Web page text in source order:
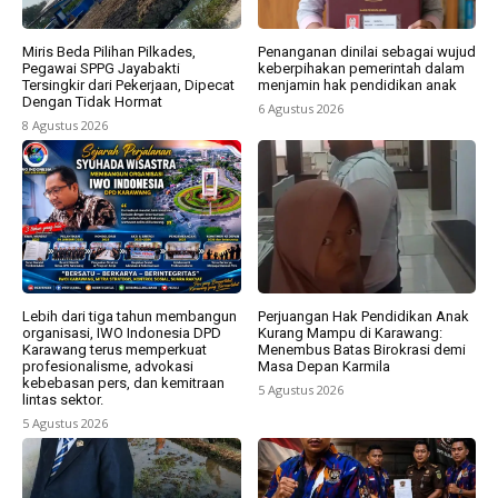
Miris Beda Pilihan Pilkades,
Pegawai SPPG Jayabakti
Tersingkir dari Pekerjaan, Dipecat
Dengan Tidak Hormat
8 Agustus 2026
Penanganan dinilai sebagai wujud
keberpihakan pemerintah dalam
menjamin hak pendidikan anak
6 Agustus 2026
Lebih dari tiga tahun membangun
organisasi, IWO Indonesia DPD
Karawang terus memperkuat
profesionalisme, advokasi
kebebasan pers, dan kemitraan
lintas sektor.
5 Agustus 2026
Perjuangan Hak Pendidikan Anak
Kurang Mampu di Karawang:
Menembus Batas Birokrasi demi
Masa Depan Karmila
5 Agustus 2026